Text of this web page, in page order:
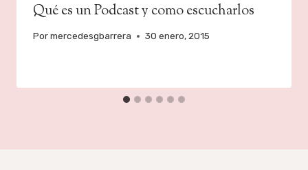
Qué es un Podcast y como escucharlos
Pormercedesgbarrera 30 enero, 2015